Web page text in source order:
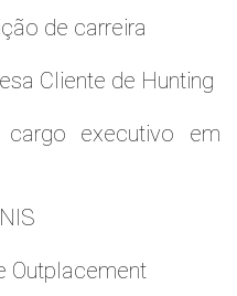
de carreira
Cliente de Hunting
executivo em
Outplacement